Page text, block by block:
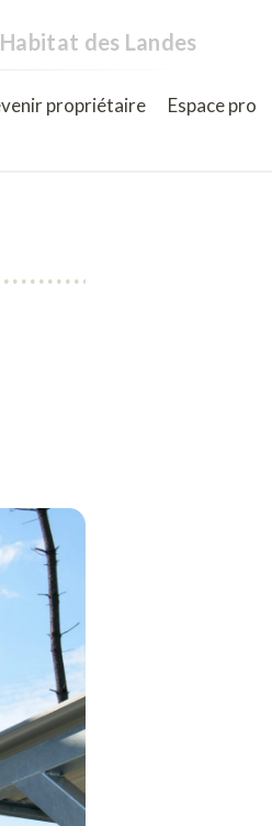
des Landes
propriétaire Espace pro